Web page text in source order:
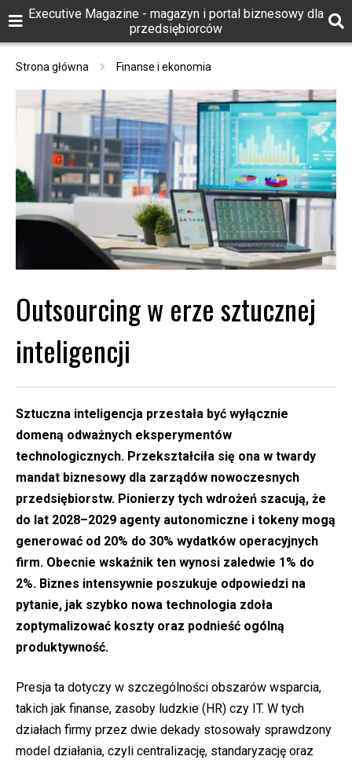
Executive Magazine - magazyn i portal biznesowy dla
przedsiębiorców
Strona główna Finanse i ekonomia
Outsourcing w erze sztucznej
inteligencji
Sztuczna inteligencja przestała być wyłącznie
domeną odważnych eksperymentów
technologicznych. Przekształciła się ona w twardy
mandat biznesowy dla zarządów nowoczesnych
przedsiębiorstw. Pionierzy tych wdrożeń szacują, że
do lat 2028–2029 agenty autonomiczne i tokeny mogą
generować od 20% do 30% wydatków operacyjnych
firm. Obecnie wskaźnik ten wynosi zaledwie 1% do
2%. Biznes intensywnie poszukuje odpowiedzi na
pytanie, jak szybko nowa technologia zdoła
zoptymalizować koszty oraz podnieść ogólną
produktywność.
Presja ta dotyczy w szczególności obszarów wsparcia,
takich jak finanse, zasoby ludzkie (HR) czy IT. W tych
działach firmy przez dwie dekady stosowały sprawdzony
model działania, czyli centralizację, standaryzację oraz